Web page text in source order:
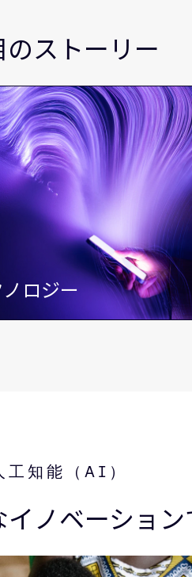
のストーリー
ロジー
工知能（AI）
ノベーショ